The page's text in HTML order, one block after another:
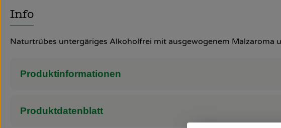
Info
Naturtrübes untergäriges Alkoholfrei mit ausgewogenem
Produktinformationen
Produktdatenblatt